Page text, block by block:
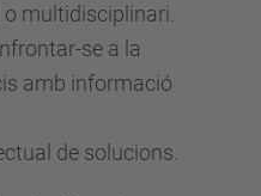
multidisciplinari.
se a la
amb informació
de solucions.